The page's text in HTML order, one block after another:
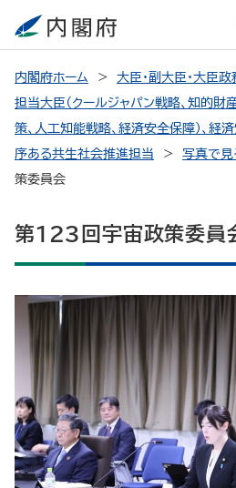
内閣府ホーム 大臣・副大臣・大臣政
担当大臣（クールジャパン戦略、知的財
策、人工知能戦略、経済安全保障）、経
序ある共生社会推進担当
写真で見
策委員会
第123回宇宙政策委員